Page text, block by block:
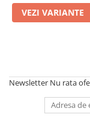
VEZI VARIANTE
Newsletter Nu rata